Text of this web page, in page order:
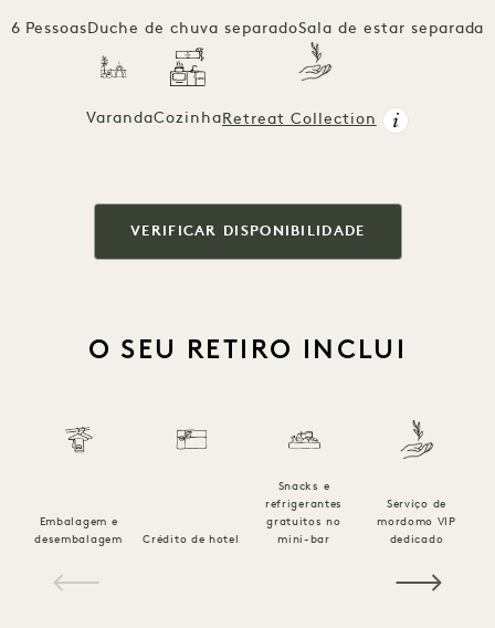
6 Pessoas Duche de chuva separadoSala de estar separada
VarandaCozinha Retreat Collection
VERIFICAR DISPONIBILIDADE
O SEU RETIRO INCLUI
Embalagem e
desembalagem
Crédito de hotel
Snacks e
refrigerantes
gratuitos no
mini-bar
Serviço de
mordomo VIP
dedicado